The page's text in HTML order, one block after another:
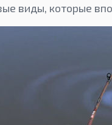
виды, которые